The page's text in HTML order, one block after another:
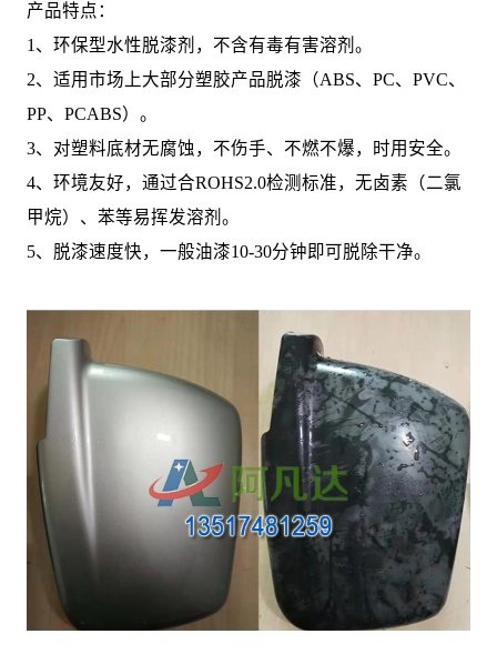
产品特点：
1、环保型水性脱漆剂，不含有毒有害溶剂。
2、适用市场上大部分塑胶产品脱漆（ABS、PC、PVC、
PP、PCABS）。
3、对塑料底材无腐蚀，不伤手、不燃不爆，时用安全。
4、环境友好，通过合ROHS2.0检测标准，无卤素（二氯
甲烷）、苯等易挥发溶剂。
5、脱漆速度快，一般油漆10-30分钟即可脱除干净。